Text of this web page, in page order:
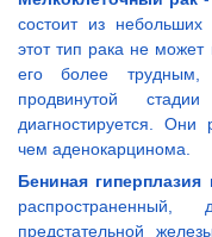
состоит из
этот тип рака не
его более трудным,
продвинутой
диагностируется. Они
чем аденокарцинома.
Бениная
распространенный,
предстательной